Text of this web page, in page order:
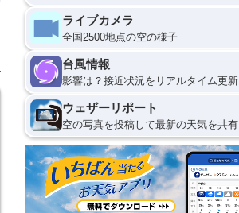
ライブカメラ
全国2500地点の空の様子
台風情報
影響は？接近状況をリアルタイム更新
ウェザーリポート
空の写真を投稿して最新の天気を共有